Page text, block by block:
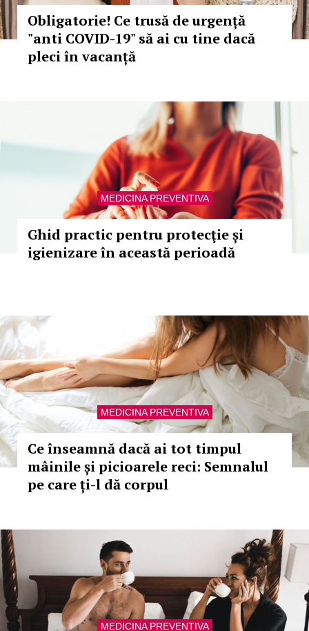
Obligatorie! Ce trusă de urgență
"anti COVID-19" să ai cu tine dacă
pleci în vacanță
MEDICINA PREVENTIVA
Ghid practic pentru protecţie și
igienizare în această perioadă
MEDICINA PREVENTIVA
Ce înseamnă dacă ai tot timpul
mâinile și picioarele reci: Semnalul
pe care ți-l dă corpul
MEDICINA PREVENTIVA